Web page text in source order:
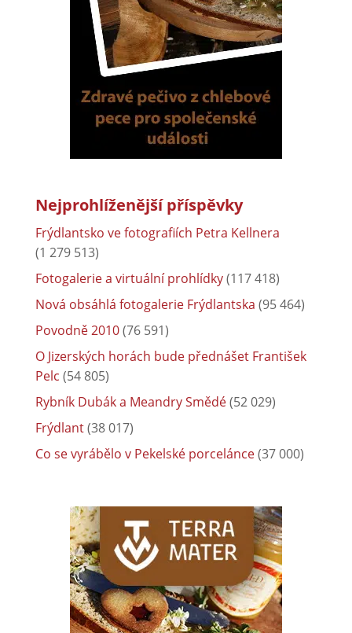
Nejprohlíženější příspěvky
Frýdlantsko ve fotografiích Petra Kellnera
(1 279 513)
Fotogalerie a virtuální prohlídky(117 418)
Nová obsáhlá fotogalerie Frýdlantska (95 464)
Povodně 2010(76 591)
O Jizerských horách bude přednášet František
Pelc (54 805)
Rybník Dubák a Meandry Smědé(52 029)
Frýdlant(38 017)
Co se vyrábělo v Pekelské porcelánce(37 000)